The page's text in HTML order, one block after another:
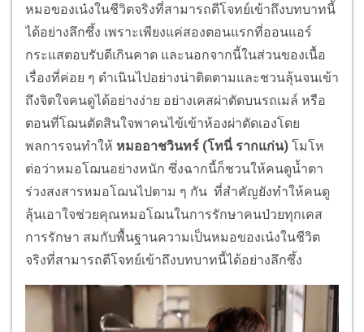
หมอของเน๋งในชีวิตจริงที่สามารถตีโจทย์เข้าถึงบทบาทนี้
ได้อย่างลึกซึ้ง เพราะเพียงแค่สองตอนแรกที่ออนแอร์
กระแสตอบรับดีเกินคาด และนอกจากนี้ในส่วนของเนื้อ
เรื่องที่ค่อย ๆ ดำเนินไปอย่างน่าติดตามและชวนลุ้นจนเข้า
ถึงจิตใจคนดูได้อย่างง่าย อย่างเคสผ่าตัดบนรถเมล์ หรือ
ตอนที่โฌนตัดสินใจพาคนไข้เข้าห้องผ่าตัดเองโดย
พลการจนทำให้ หมออาชวินทร์ (โทนี่ รากแก่น) โมโห
ต่อว่าหมอโฌนอย่างหนัก ซึ่งฉากนี้ก็ชวนให้คนดูน้ำตา
ร่วงสงสารหมอโฌนไปตาม ๆ กัน ที่สำคัญยังทำให้คนดู
ลุ้นเอาใจช่วยคุณหมอโฌนในการรักษาคนป่วยทุกเคส
การรักษา สมกับพื้นฐานความเป็นหมอของเน๋งในชีวิต
จริงที่สามารถตีโจทย์เข้าถึงบทบาทนี้ได้อย่างลึกซึ้ง